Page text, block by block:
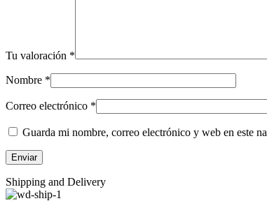
Tu valoración *
Nombre *
Correo electrónico *
Guarda mi nombre, correo electrónico y web en este
Shipping and Delivery